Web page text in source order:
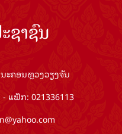
າຊົນ
ະຄອນຫຼວງວຽງຈັນ
- ແຟັກ: 021336113